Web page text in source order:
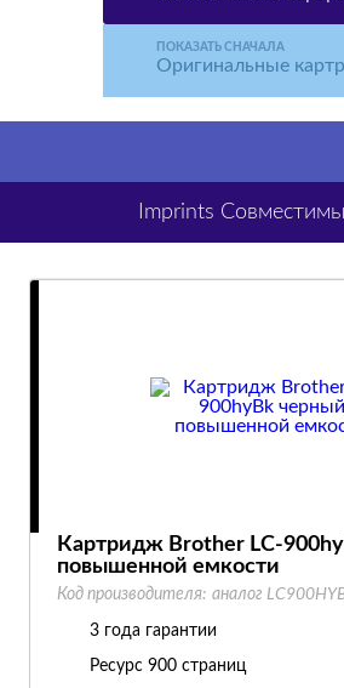
ПОКАЗАТЬ СНАЧАЛА
Оригинальные
Imprints
Картридж Brother LC-
повышенной емкости
Код производителя: аналог
3 года гарантии
Ресурс 900 страниц